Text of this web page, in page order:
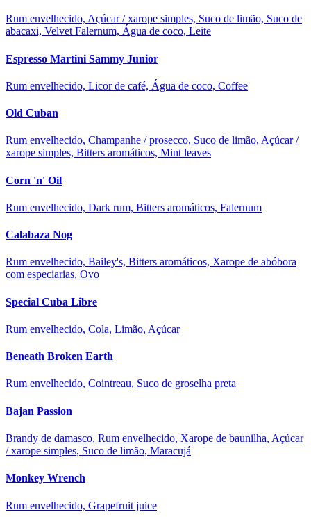
Rum envelhecido, Açúcar / xarope simples, Suco de limão, Suco de
abacaxi, Velvet Falernum, Água de coco, Leite
Espresso Martini Sammy Junior
Rum envelhecido, Licor de café, Água de coco, Coffee
Old Cuban
Rum envelhecido, Champanhe / prosecco, Suco de limão, Açúcar /
xarope simples, Bitters aromáticos, Mint leaves
Corn 'n' Oil
Rum envelhecido, Dark rum, Bitters aromáticos, Falernum
Calabaza Nog
Rum envelhecido, Bailey's, Bitters aromáticos, Xarope de abóbora
com especiarias, Ovo
Special Cuba Libre
Rum envelhecido, Cola, Limão, Açúcar
Beneath Broken Earth
Rum envelhecido, Cointreau, Suco de groselha preta
Bajan Passion
Brandy de damasco, Rum envelhecido, Xarope de baunilha, Açúcar
/ xarope simples, Suco de limão, Maracujá
Monkey Wrench
Rum envelhecido, Grapefruit juice